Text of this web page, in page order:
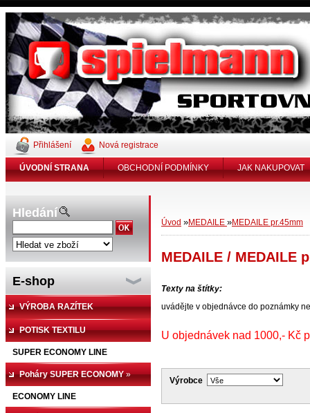
Přihlášení Nová registrace
ÚVODNÍ STRANA OBCHODNÍ PODMÍNKY JAK NAKUPOVAT
Hledání
E-shop
VÝROBA RAZÍTEK
TRODAT,COLOP»
POTISK TEXTILU
SUPER ECONOMY LINE
Poháry SUPER ECONOMY»
ECONOMY LINE
Úvod »MEDAILE »MEDAILE pr.45mm
MEDAILE / MEDAILE
Texty na štítky:
uvádějte v objednávce do poznámky
U objednávek nad 1000,- Kč
Výrobce